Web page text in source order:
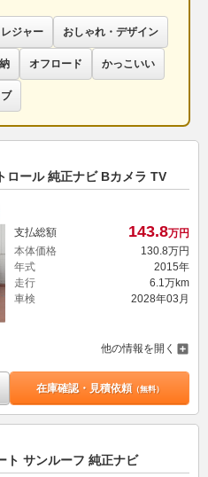
ジャー おしゃれ・デザイン
オフロード かっこいい
ロール 純正ナビ Bカメラ TV
支払総額 143.8万円
本体価格
130. 8万円
年式
2015年
走行
6.1万km
車検
2028年03月
他の情報を開く
在庫確認・見積依頼（無料）
ト サンルーフ 純正ナビ